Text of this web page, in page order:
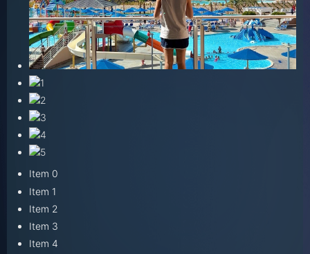
Item 0
Item 1
Item 2
Item 3
Item 4